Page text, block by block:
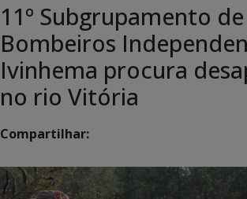
11º Subgrupamento de
Bombeiros
Ivinhema procura
no rio Vitória
Compartilhar: